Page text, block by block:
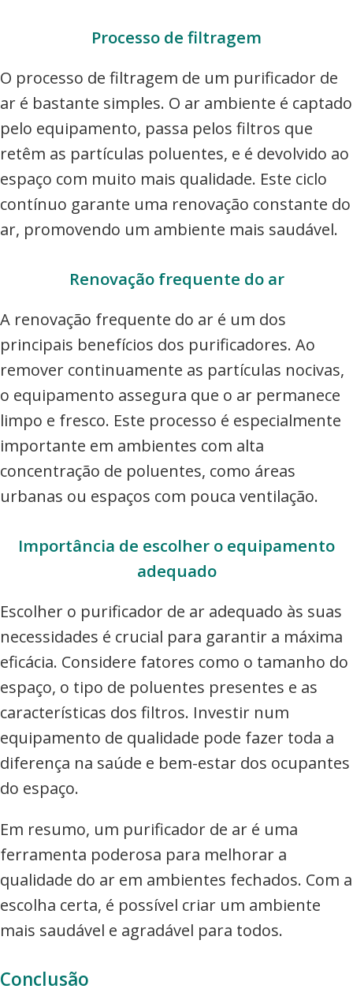
Processo de filtragem
O processo de filtragem de um purificador de
ar é bastante simples. O ar ambiente é captado
pelo equipamento, passa pelos filtros que
retêm as partículas poluentes, e é devolvido ao
espaço com muito mais qualidade. Este ciclo
contínuo garante uma renovação constante do
ar, promovendo um ambiente mais saudável.
Renovação frequente do ar
A renovação frequente do ar é um dos
principais benefícios dos purificadores. Ao
remover continuamente as partículas nocivas,
o equipamento assegura que o ar permanece
limpo e fresco. Este processo é especialmente
importante em ambientes com alta
concentração de poluentes, como áreas
urbanas ou espaços com pouca ventilação.
Importância de escolher o equipamento
adequado
Escolher o purificador de ar adequado às suas
necessidades é crucial para garantir a máxima
eficácia. Considere fatores como o tamanho do
espaço, o tipo de poluentes presentes e as
características dos filtros. Investir num
equipamento de qualidade pode fazer toda a
diferença na saúde e bem-estar dos ocupantes
do espaço.
Em resumo, um purificador de ar é uma
ferramenta poderosa para melhorar a
qualidade do ar em ambientes fechados. Com a
escolha certa, é possível criar um ambiente
mais saudável e agradável para todos.
Conclusão